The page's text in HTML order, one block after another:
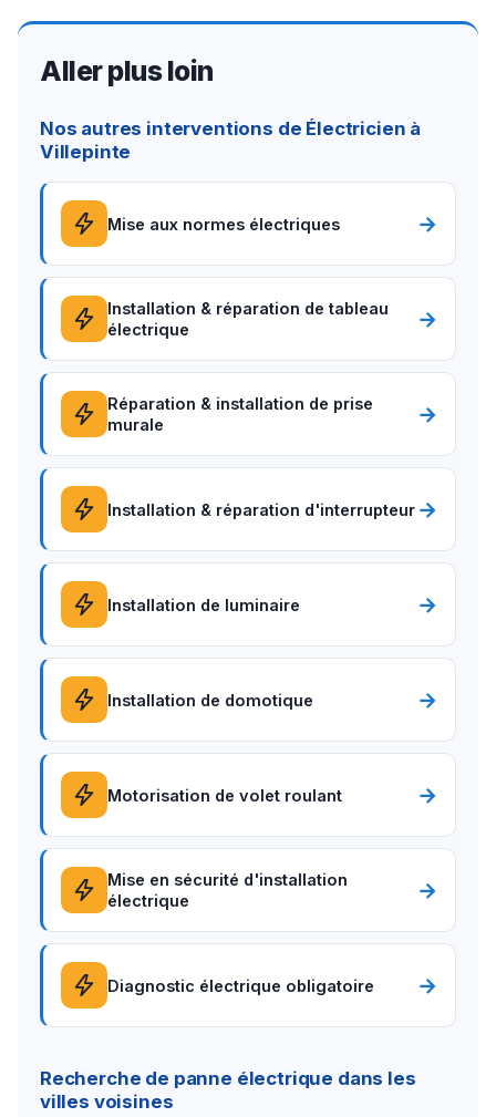
Aller plus loin
Nos autres interventions de Électricien à
Villepinte
Mise aux normes électriques →
Installation & réparation de tableau
électrique
→
Réparation & installation de prise
murale
→
Installation & réparation d'interrupteur →
Installation de luminaire →
Installation de domotique →
Motorisation de volet roulant →
Mise en sécurité d'installation
électrique
→
Diagnostic électrique obligatoire →
Recherche de panne électrique dans les
villes voisines